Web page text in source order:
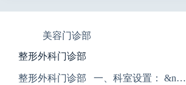
美容门诊部
整形外科门诊部
整形外科门诊部 一、科室设置： &n…